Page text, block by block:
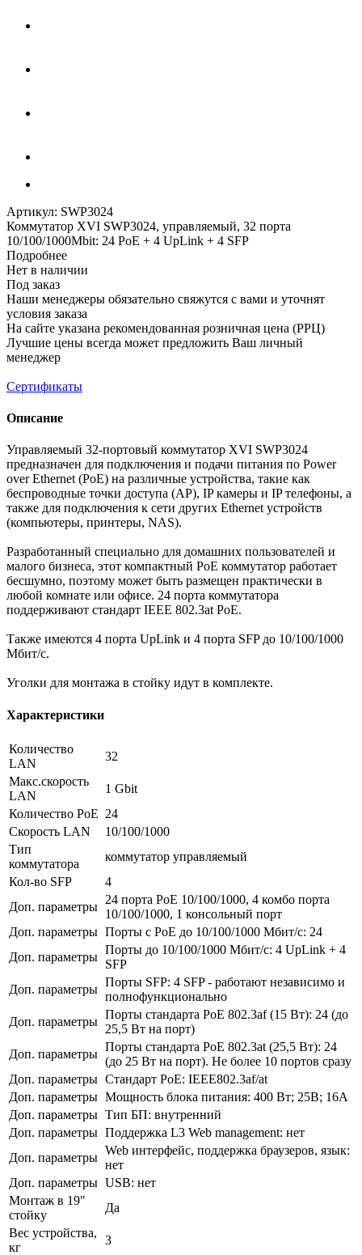
Артикул: SWP3024
Коммутатор XVI SWP3024, управляемый, 32 порта
10/100/1000Mbit: 24 PoE + 4 UpLink + 4 SFP
Подробнее
Нет в наличии
Под заказ
Наши менеджеры обязательно свяжутся с вами и уточнят
условия заказа
На сайте указана рекомендованная розничная цена (РРЦ)
Лучшие цены всегда может предложить Ваш личный
менеджер
Сертификаты
Описание
Управляемый 32-портовый коммутатор XVI SWP3024
предназначен для подключения и подачи питания по Power
over Ethernet (PoE) на различные устройства, такие как
беспроводные точки доступа (АР), IP камеры и IP телефоны, а
также для подключения к сети других Ethernet устройств
(компьютеры, принтеры, NAS).
Разработанный специально для домашних пользователей и
малого бизнеса, этот компактный РоЕ коммутатор работает
бесшумно, поэтому может быть размещен практически в
любой комнате или офисе. 24 порта коммутатора
поддерживают стандарт IEEE 802.3at РоЕ.
Также имеются 4 порта UpLink и 4 порта SFP до 10/100/1000
Мбит/с.
Уголки для монтажа в стойку идут в комплекте.
Характеристики
Количество
LAN
32
Макс.скорость
LAN
1 Gbit
Количество PoE 24
Скорость LAN
10/100/1000
Тип
коммутатора
коммутатор управляемый
Кол-во SFP
4
Доп. параметры
24 порта PoE 10/100/1000, 4 комбо порта
10/100/1000, 1 консольный порт
Доп. параметры Порты с РоЕ до 10/100/1000 Мбит/с: 24
Доп. параметры
Порты до 10/100/1000 Мбит/с: 4 UpLink + 4
SFP
Доп. параметры
Порты SFP: 4 SFP - работают независимо и
полнофункционально
Доп. параметры
Порты стандарта PoE 802.3af (15 Вт): 24 (до
25,5 Вт на порт)
Доп. параметры
Порты стандарта PoE 802.3at (25,5 Вт): 24
(до 25 Вт на порт). Не более 10 портов сразу
Доп. параметры Стандарт PoE: IEEE802.3af/at
Доп. параметры Мощность блока питания: 400 Вт; 25B; 16A
Доп. параметры Тип БП: внутренний
Доп. параметры Поддержка L3 Web management: нет
Доп. параметры
Web интерфейс, поддержка браузеров, язык:
нет
Доп. параметры USB: нет
Монтаж в 19"
стойку
Да
Вес устройства,
кг
3